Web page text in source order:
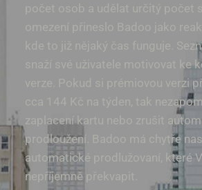
počet osob a udělat určitý počet
omezení přineslo Badoo jako
kde to již nějaký čas funguje.
snaží své uživatele motivovat ke
verze. Pokud si prémiovou verzi
cca 144 Kč na týden, tak
zaplacení kartu nebo zrušit
prodloužení. Badoo má chytře
automatické prodlužovaní, které
nepříjemně překvapit.